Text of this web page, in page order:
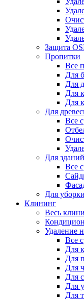
Защита
Пропитки
Все
Для
Для
Для
Для
Для
Все
Для
Все
Для уборки
Клининг
Весь
Удаление
Все
Для
Для
Для
Для
Для
Для